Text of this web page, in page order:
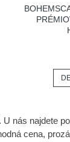
. U nás najdete
cena,